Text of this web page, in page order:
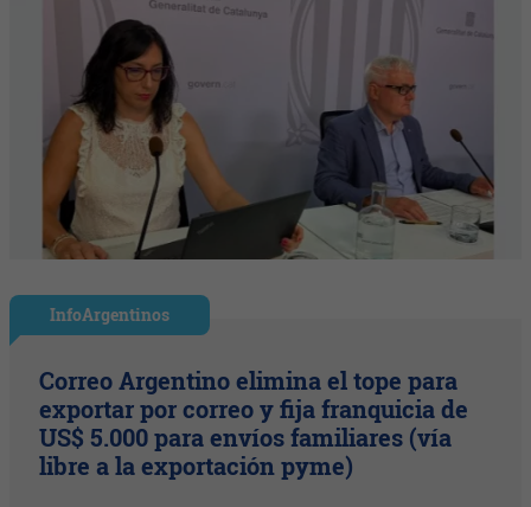
InfoArgentinos
Correo Argentino elimina el tope para
exportar por correo y fija franquicia de
US$ 5.000 para envíos familiares (vía
libre a la exportación pyme)